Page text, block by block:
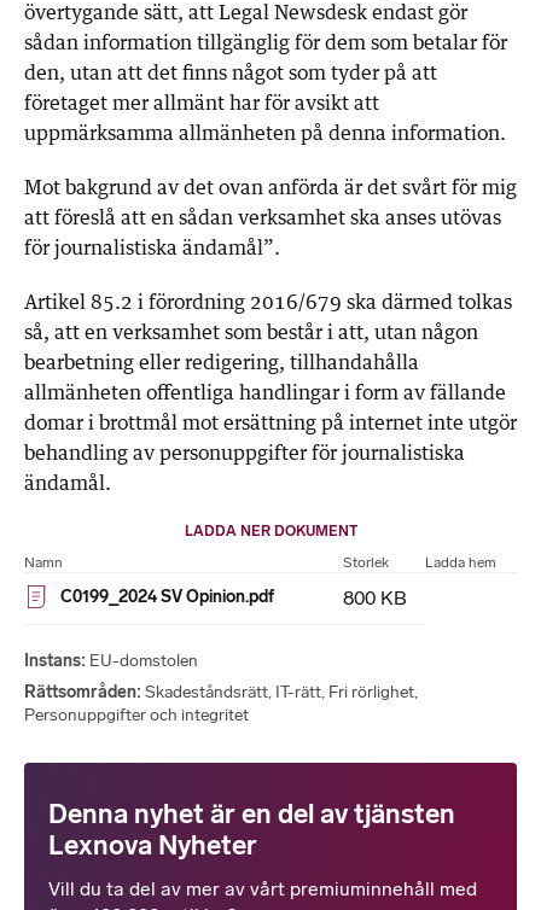
övertygande sätt, att Legal Newsdesk endast gör
sådan information tillgänglig för dem som betalar för
den, utan att det finns något som tyder på att
företaget mer allmänt har för avsikt att
uppmärksamma allmänheten på denna information.
Mot bakgrund av det ovan anförda är det svårt för mig
att föreslå att en sådan verksamhet ska anses utövas
för journalistiska ändamål”.
Artikel 85.2 i förordning 2016/679 ska därmed tolkas
så, att en verksamhet som består i att, utan någon
bearbetning eller redigering, tillhandahålla
allmänheten offentliga handlingar i form av fällande
domar i brottmål mot ersättning på internet inte utgör
behandling av personuppgifter för journalistiska
ändamål.
LADDA NER DOKUMENT
Namn
Storlek Ladda hem
C0199_2024 SV Opinion.pdf 800 KB
Instans EU-domstolen
Rättsområden Skadeståndsrätt, IT-rätt, Fri rörlighet,
Personuppgifter och integritet
Denna nyhet är en del av tjänsten
Lexnova Nyheter
Vill du ta del av mer av vårt premiuminnehåll med